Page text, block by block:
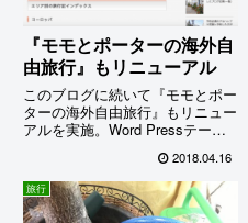
『モモとポーターの海外自
由旅行』もリニューアル
このブログに続いて『モモとポー
ターの海外自由旅行』もリニュー
アルを実施。Word Pressテーマ
を使用。例によって全ページに
moreタグを入れたり…
2018.04.16
旅行